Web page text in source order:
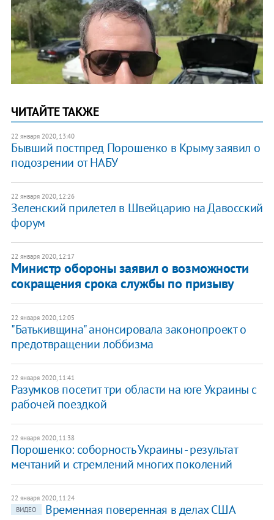
ЧИТАЙТЕ ТАКЖЕ
22 января 2020, 13:40
Бывший постпред Порошенко в Крыму заявил о
подозрении от НАБУ
22 января 2020, 12:26
Зеленский прилетел в Швейцарию на Давосский
форум
22 января 2020, 12:17
Министр обороны заявил о возможности
сокращения срока службы по призыву
22 января 2020, 12:05
"Батькивщина" анонсировала законопроект о
предотвращении лоббизма
22 января 2020, 11:41
Разумков посетит три области на юге Украины с
рабочей поездкой
22 января 2020, 11:38
Порошенко: соборность Украины - результат
мечтаний и стремлений многих поколений
22 января 2020, 11:24
ВИДЕО
Временная поверенная в делах США